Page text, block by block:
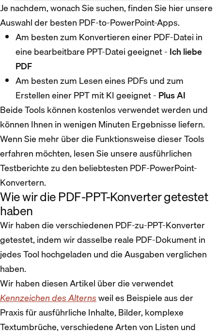
Je nachdem, wonach Sie suchen, finden Sie hier unsere
Auswahl der besten PDF-to-PowerPoint-Apps.
Am besten zum Konvertieren einer PDF-Datei in
eine bearbeitbare PPT-Datei geeignet - Ich liebe
PDF
Am besten zum Lesen eines PDFs und zum
Erstellen einer PPT mit KI geeignet - Plus AI
Beide Tools können kostenlos verwendet werden und
können Ihnen in wenigen Minuten Ergebnisse liefern.
Wenn Sie mehr über die Funktionsweise dieser Tools
erfahren möchten, lesen Sie unsere ausführlichen
Testberichte zu den beliebtesten PDF-PowerPoint-
Konvertern.
Wie wir die PDF-PPT-Konverter getestet
haben
Wir haben die verschiedenen PDF-zu-PPT-Konverter
getestet, indem wir dasselbe reale PDF-Dokument in
jedes Tool hochgeladen und die Ausgaben verglichen
haben.
Wir haben diesen Artikel über die verwendet
Kennzeichen des Alternsweil es Beispiele aus der
Praxis für ausführliche Inhalte, Bilder, komplexe
Textumbrüche, verschiedene Arten von Listen und